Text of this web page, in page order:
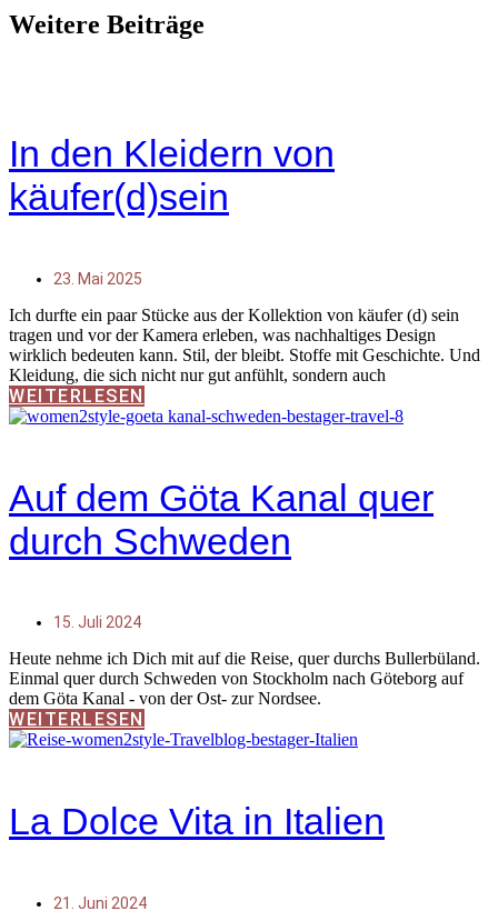
Weitere Beiträge
In den Kleidern von
käufer(d)sein
23. Mai 2025
Ich durfte ein paar Stücke aus der Kollektion von käufer (d) sein
tragen und vor der Kamera erleben, was nachhaltiges Design
wirklich bedeuten kann. Stil, der bleibt. Stoffe mit Geschichte. Und
Kleidung, die sich nicht nur gut anfühlt, sondern auch
WEITERLESEN
Auf dem Göta Kanal quer
durch Schweden
15. Juli 2024
Heute nehme ich Dich mit auf die Reise, quer durchs Bullerbüland.
Einmal quer durch Schweden von Stockholm nach Göteborg auf
dem Göta Kanal - von der Ost- zur Nordsee.
WEITERLESEN
La Dolce Vita in Italien
21. Juni 2024